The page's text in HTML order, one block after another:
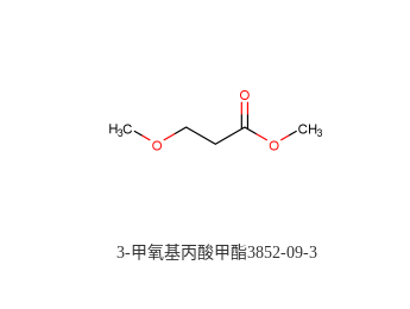
3-甲氧基丙酸甲酯3852-09-3